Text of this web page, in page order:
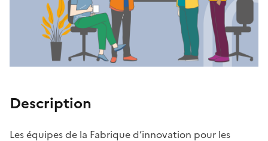
Description
Les équipes de la Fabrique d’innovation pour les